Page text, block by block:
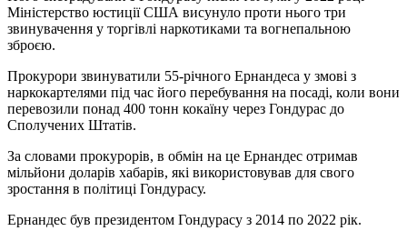
Міністерство юстиції США висунуло проти нього три
звинувачення у торгівлі наркотиками та вогнепальною
зброєю.
Прокурори звинуватили 55-річного Ернандеса у змові з
наркокартелями під час його перебування на посаді, коли вони
перевозили понад 400 тонн кокаїну через Гондурас до
Сполучених Штатів.
За словами прокурорів, в обмін на це Ернандес отримав
мільйони доларів хабарів, які використовував для свого
зростання в політиці Гондурасу.
Ернандес був президентом Гондурасу з 2014 по 2022 рік.